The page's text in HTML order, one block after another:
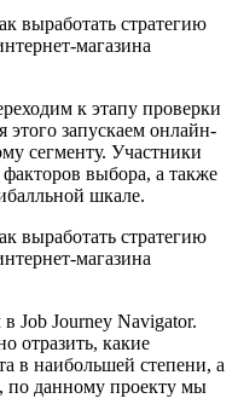
к этапу проверки
запускаем онлайн-
сегменту. Участники
выбора, а также
шкале.
Job Journey Navigator.
отразить, какие
в наибольшей степени, а
данному проекту мы